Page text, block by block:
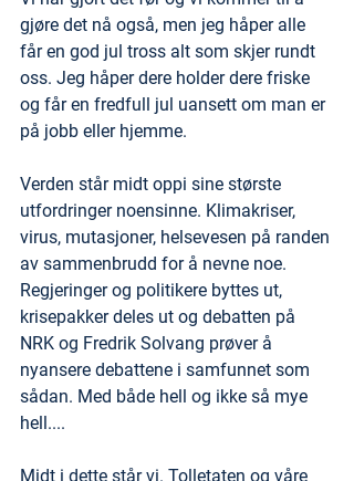
gjøre det nå også, men jeg håper alle
får en god jul tross alt som skjer rundt
oss. Jeg håper dere holder dere friske
og får en fredfull jul uansett om man er
på jobb eller hjemme.
Verden står midt oppi sine største
utfordringer noensinne. Klimakriser,
virus, mutasjoner, helsevesen på randen
av sammenbrudd for å nevne noe.
Regjeringer og politikere byttes ut,
krisepakker deles ut og debatten på
NRK og Fredrik Solvang prøver å
nyansere debattene i samfunnet som
sådan. Med både hell og ikke så mye
hell....
Midt i dette står vi. Tolletaten og våre